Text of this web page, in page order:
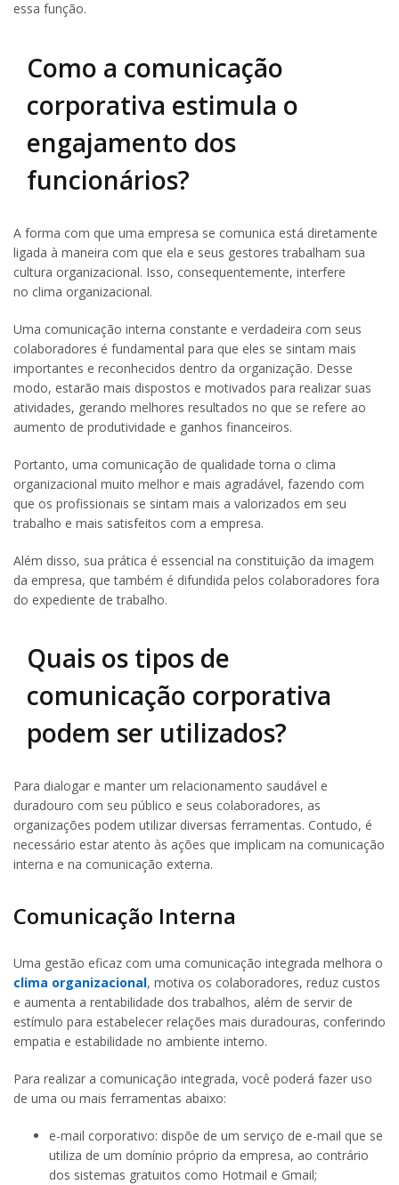
essa função.
Como a comunicação
corporativa estimula o
engajamento dos
funcionários?
A forma com que uma empresa se comunica está diretamente
ligada à maneira com que ela e seus gestores trabalham sua
cultura organizacional. Isso, consequentemente, interfere
no clima organizacional.
Uma comunicação interna constante e verdadeira com seus
colaboradores é fundamental para que eles se sintam mais
importantes e reconhecidos dentro da organização. Desse
modo, estarão mais dispostos e motivados para realizar suas
atividades, gerando melhores resultados no que se refere ao
aumento de produtividade e ganhos financeiros.
Portanto, uma comunicação de qualidade torna o clima
organizacional muito melhor e mais agradável, fazendo com
que os profissionais se sintam mais a valorizados em seu
trabalho e mais satisfeitos com a empresa.
Além disso, sua prática é essencial na constituição da imagem
da empresa, que também é difundida pelos colaboradores fora
do expediente de trabalho.
Quais os tipos de
comunicação corporativa
podem ser utilizados?
Para dialogar e manter um relacionamento saudável e
duradouro com seu público e seus colaboradores, as
organizações podem utilizar diversas ferramentas. Contudo, é
necessário estar atento às ações que implicam na comunicação
interna e na comunicação externa.
Comunicação Interna
Uma gestão eficaz com uma comunicação integrada melhora o
clima organizacional, motiva os colaboradores, reduz custos
e aumenta a rentabilidade dos trabalhos, além de servir de
estímulo para estabelecer relações mais duradouras, conferindo
empatia e estabilidade no ambiente interno.
Para realizar a comunicação integrada, você poderá fazer uso
de uma ou mais ferramentas abaixo:
e-mail corporativo: dispõe de um serviço de e-mail que se
utiliza de um domínio próprio da empresa, ao contrário
dos sistemas gratuitos como Hotmail e Gmail;